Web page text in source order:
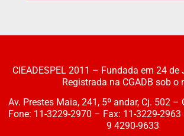
CIEADESPEL 2011 – Fundada em 24
Registrada na CGADB sob o
Av. Prestes Maia, 241, 5º andar, Cj. 502 –
Fone: 11-3229-2970 – Fax: 11-3229-
9 4290-9633